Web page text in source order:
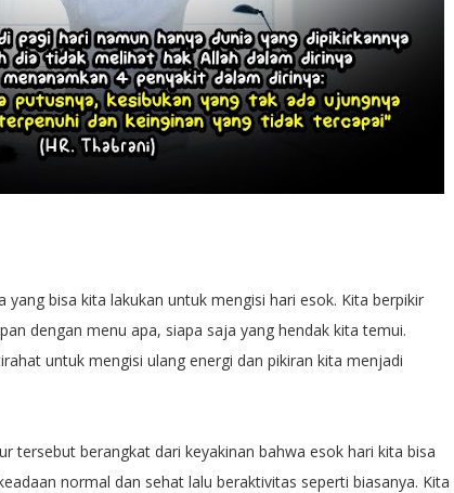
bisa kita lakukan untuk mengisi hari esok. Kita berpikir
dengan menu apa, siapa saja yang hendak kita temui.
untuk mengisi ulang energi dan pikiran kita menjadi
tersebut berangkat dari keyakinan bahwa esok hari kita bisa
normal dan sehat lalu beraktivitas seperti biasanya. Kita